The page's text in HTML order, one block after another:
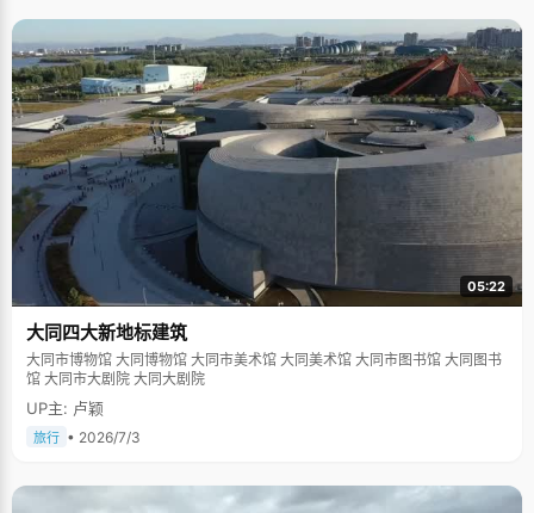
05:22
大同四大新地标建筑
大同市博物馆 大同博物馆 大同市美术馆 大同美术馆 大同市图书馆 大同图书
馆 大同市大剧院 大同大剧院
UP主: 卢颖
旅行 • 2026/7/3